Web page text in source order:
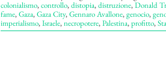
colonialismo,controllo,distopia,distruzione,Donald
fame,Gaza,Gaza City,Gennaro Avallone,genocio,
imperialismo,Israele,necropotere,Palestina,profitto,